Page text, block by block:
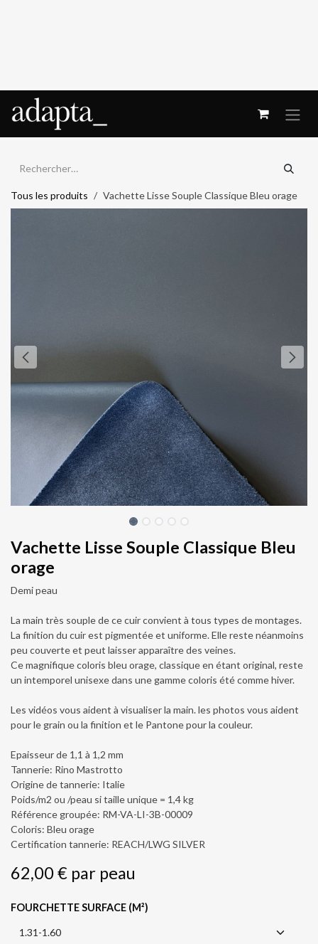
Tous les produits Vachette Lisse Souple Classique Bleu orage
Vachette Lisse Souple Classique Bleu
orage
Demi peau
La main très souple de ce cuir convient à tous types de montages.
La finition du cuir est pigmentée et uniforme. Elle reste néanmoins
peu couverte et peut laisser apparaître des veines.
Ce magnifique coloris bleu orage, classique en étant original, reste
un intemporel unisexe dans une gamme coloris été comme hiver.
Les vidéos vous aident à visualiser la main. les photos vous aident
pour le grain ou la finition et le Pantone pour la couleur.
Epaisseur de 1,1 à 1,2 mm
Tannerie: Rino Mastrotto
Origine de tannerie: Italie
Poids/m2 ou /peau si taille unique = 1,4 kg
Référence groupée: RM-VA-LI-3B-00009
Coloris: Bleu orage
Certification tannerie: REACH/LWG SILVER
62,00€ par peau
FOURCHETTE SURFACE (M²)